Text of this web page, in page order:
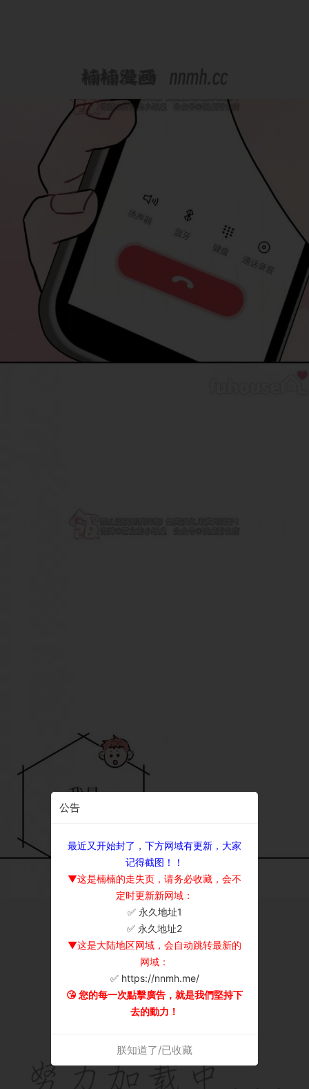
公告
最近又开始封了，下方网域有更新，大家
记得截图！！
▼这是楠楠的走失页，请务必收藏，会不
定时更新新网域：
✅ 永久地址1
✅ 永久地址2
▼这是大陆地区网域，会自动跳转最新的
网域：
✅ https://nnmh.me/
😘 您的每一次點擊廣告，就是我們堅持下
去的動力！
朕知道了/已收藏